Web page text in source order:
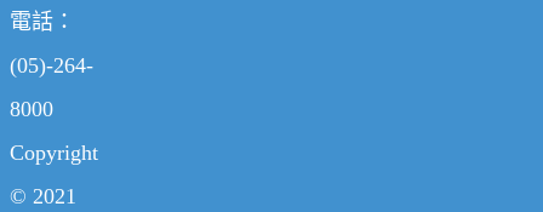
電話：
(05)-264-
8000
Copyright
© 2021